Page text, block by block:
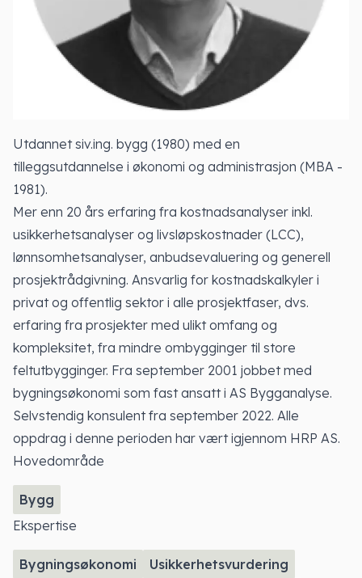
Utdannet siv.ing. bygg (1980) med en
tilleggsutdannelse i økonomi og administrasjon (MBA -
1981).
Mer enn 20 års erfaring fra kostnadsanalyser inkl.
usikkerhetsanalyser og livsløpskostnader (LCC),
lønnsomhetsanalyser, anbudsevaluering og generell
prosjektrådgivning. Ansvarlig for kostnadskalkyler i
privat og offentlig sektor i alle prosjektfaser, dvs.
erfaring fra prosjekter med ulikt omfang og
kompleksitet, fra mindre ombygginger til store
feltutbygginger. Fra september 2001 jobbet med
bygningsøkonomi som fast ansatt i AS Bygganalyse.
Selvstendig konsulent fra september 2022. Alle
oppdrag i denne perioden har vært igjennom HRP AS.
Hovedområde
Bygg
Ekspertise
Bygningsøkonomi
Usikkerhetsvurdering